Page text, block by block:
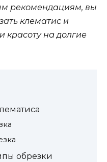
рекомендациям, вы
клематис и
красоту на долгие
обрезки